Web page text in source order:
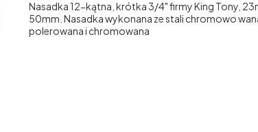
Nasadka 12-kątna, krótka 3/4" firmy King Tony,
50mm. Nasadka wykonana ze stali chromowo
polerowana i chromowana